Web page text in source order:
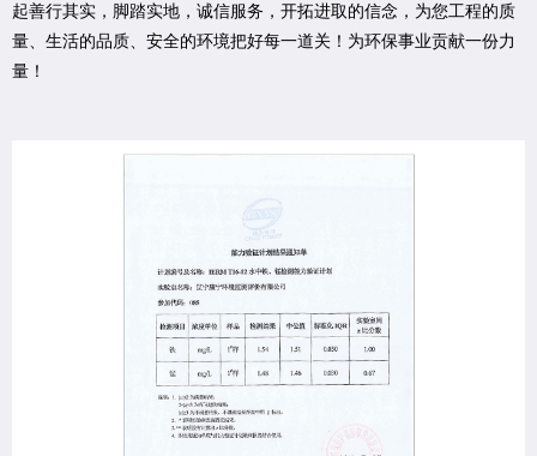
起善行其实，脚踏实地，诚信服务，开拓进取的信念，为您工程的质
量、生活的品质、安全的环境把好每一道关！为环保事业贡献一份力
量！